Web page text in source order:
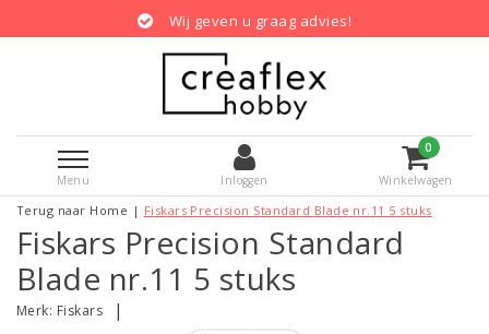
Wij geven u graag advies!
Menu Inloggen
0
Winkelwagen
Terug naar Home | Fiskars Precision Standard Blade nr.11 5 stuks
Fiskars Precision Standard
Blade nr.11 5 stuks
Merk: Fiskars |